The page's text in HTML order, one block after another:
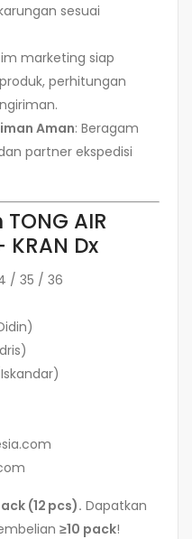
sesuai
marketing siap
perhitungan
Aman: Beragam
partner ekspedisi
AIR
KRAN Dx
/ 35 / 36
(12 pcs). Dapatkan
≥10 pack!